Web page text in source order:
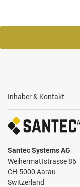
Inhaber & Kontakt
Santec Systems AG
Weihermattstrasse 86
CH-5000 Aarau
Switzerland